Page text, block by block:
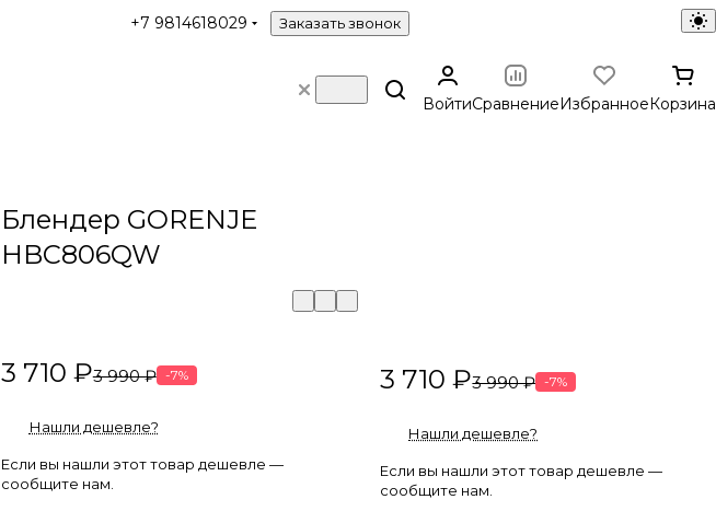
+7 9814618029 Заказать звонок
ВойтиСравнениеИзбранноеКорзина
Блендер GORENJE
HBC806QW
3 710 ₽3 990 ₽ -7%
Нашли дешевле?
Если вы нашли этот товар дешевле —
сообщите нам.
3 710 ₽3 990 ₽ -7%
Нашли дешевле?
Если вы нашли этот товар дешевле —
сообщите нам.